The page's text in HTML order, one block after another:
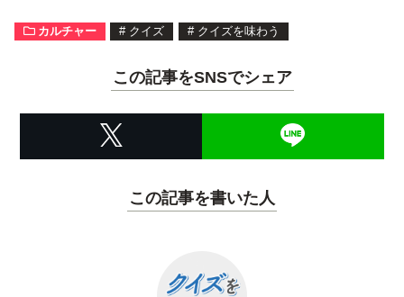
カルチャー # クイズ # クイズを味わう
この記事をSNSでシェア
この記事を書いた人